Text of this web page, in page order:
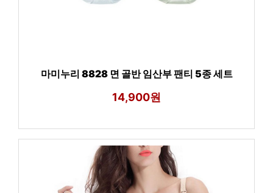
마미누리 8828 면 골반 임산부 팬티 5종 세트
14,900원